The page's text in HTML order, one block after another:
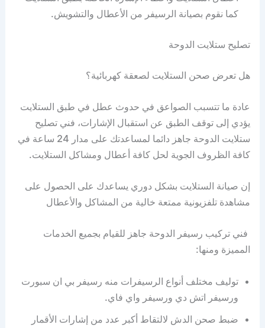
كما نقوم بصيانة الرسيفر من الأعطال والتشويش.
تصليح ستلايت الدوحة
هل تعرض صحن الستلايت لصعقة كهربائية؟
عادة ما تتسبب الصواعق في حدوث عطل في طبق الستلايت
يؤدي إلى توقف الطبق عن استقبال الإشارات، فني تصليح
ستلايت الدوحة جاهز دائما لمساعدتك على مدار 24 ساعة في
كافة الظروف الجوية لحل كافة أعطال ومشاكل الستلايت.
إن صيانة الستلايت بشكل دوري يساعدك على الحصول على
مشاهدة تلفزيونية ممتعة خالية من المشاكل والأعطال
فني تركيب رسيفر الدوحة جاهز للقيام بجميع الخدمات
المميزة ومنها:
توليف مختلف أنواع الرسيفرات منه رسيفر بي ان سبورت
ورسيفر اتش دي ورسيفر واي فاي.
ضبط صحن الدش لالتقاط أكبر عدد من إشارات الأقمار